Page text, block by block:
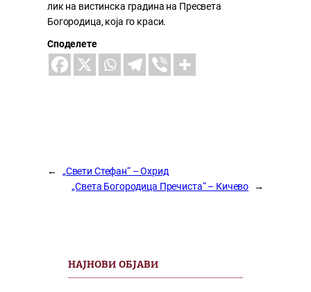
лик на вистинска градина на Пресвета
Богородица, која го краси.
Споделете
←
„Свети Стефан“ – Охрид
„Света Богородица Пречиста“ – Кичево
→
НАЈНОВИ ОБЈАВИ